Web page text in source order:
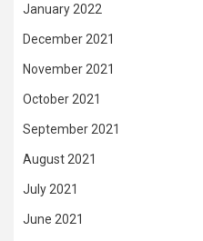
January 2022
December 2021
November 2021
October 2021
September 2021
August 2021
July 2021
June 2021